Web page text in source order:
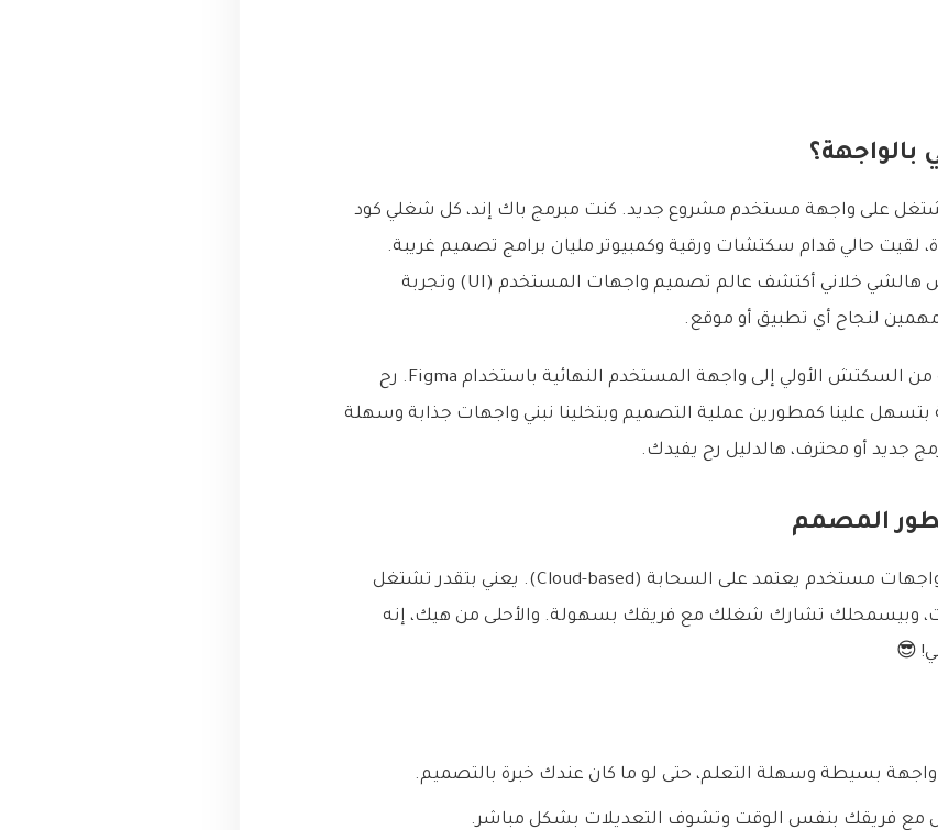
بالواجهة؟
أشتغل على واجهة مستخدم مشروع جديد. كنت مبرمج باك إند، كل شغلي كود
لقيت حالي قدام سكتشات ورقية وكمبيوتر مليان برامج تصميم غريبة.
حسيت حالي ضايع! 😅. بس هالشي خلاني أكتشف عالم تصميم واجهات المستخدم (UI) وتجربة
بهالمقالة، رح آخذك برحلة من السكتش الأولي إلى واجهة المستخدم النهائية باستخدام Figma. رح
بتسهل علينا كمطورين عملية التصميم وبتخلينا نبني واجهات جذابة وسهلة
جديد أو محترف، هالدليل رح يفيدك.
Figma هو برنامج تصميم واجهات مستخدم يعتمد على السحابة (Cloud-based). يعني بتقدر تشتغل
وبيسمحلك تشارك شغلك مع فريقك بسهولة. والأحلى من هيك، إنه
😎
واجهة بسيطة وسهلة التعلم، حتى لو ما كان عندك خبرة بالتصميم.
مع فريقك بنفس الوقت وتشوف التعديلات بشكل مباشر.